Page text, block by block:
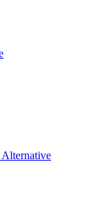
Alternative